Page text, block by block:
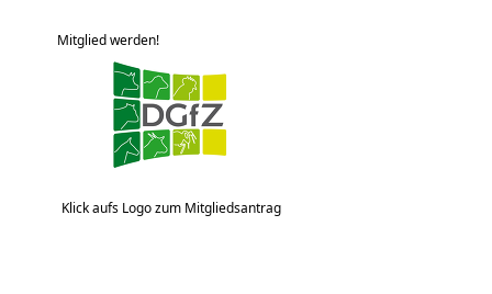
Mitglied werden!
Klick aufs Logo zum Mitgliedsantrag